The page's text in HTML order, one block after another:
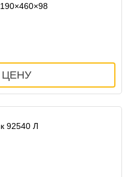
190×460×98